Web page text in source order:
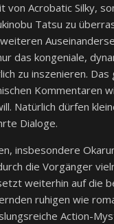
von Acrobatic Silky,
Tatsu zu
das kongeniale,
zu inszenieren.
Kommentaren
Natürlich dürfen
Dialoge.
insbesondere
die Vorgänger
weiterhin auf die
ruhigen wie
Action-